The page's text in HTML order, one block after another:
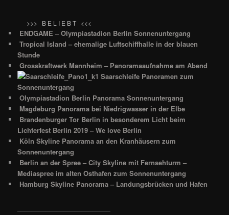
>>> B E L I E B T <<<
ENDGAME – Olympiastadion Berlin Sonnenuntergang
Tropical Island – ehemalige Luftschiffhalle in der blauen
Stunde
Grosskraftwerk Mannheim – Panoramaaufnahme am Abend
Saarschleife Panoramen zum
Sonnenuntergang
Olympiastadion Berlin Panorama Sonnenuntergang
Magdeburg Panorama bei Niedrigwasser in der Elbe
Brandenburger Tor Berlin in besonderem Licht beim
Lichterfest Berlin 2019 – We love Berlin
Köln Skyline Panorama an den Kranhäusern zum
Sonnenuntergang
Berlin an der Spree – City Skyline mit Fernsehturm –
Mediaspree im alten Osthafen zum Sonnenuntergang
Hamburg Skyline Panorama – Landungsbrücken und Hafen